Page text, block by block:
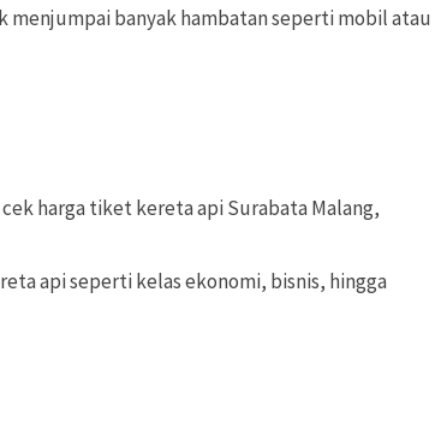
banyak hambatan seperti mobil atau
harga tiket kereta api Surabata Malang,
api seperti kelas ekonomi, bisnis, hingga